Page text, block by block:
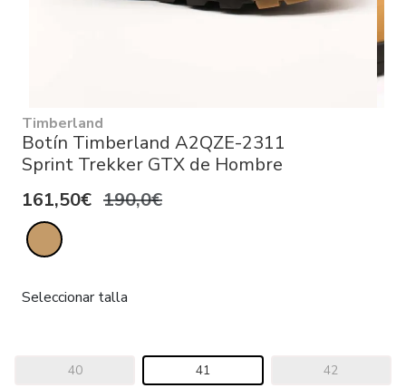
Timberland
Botín Timberland A2QZE-2311
Sprint Trekker GTX de Hombre
161,50€ 190,0€
Seleccionar talla
40 41 42